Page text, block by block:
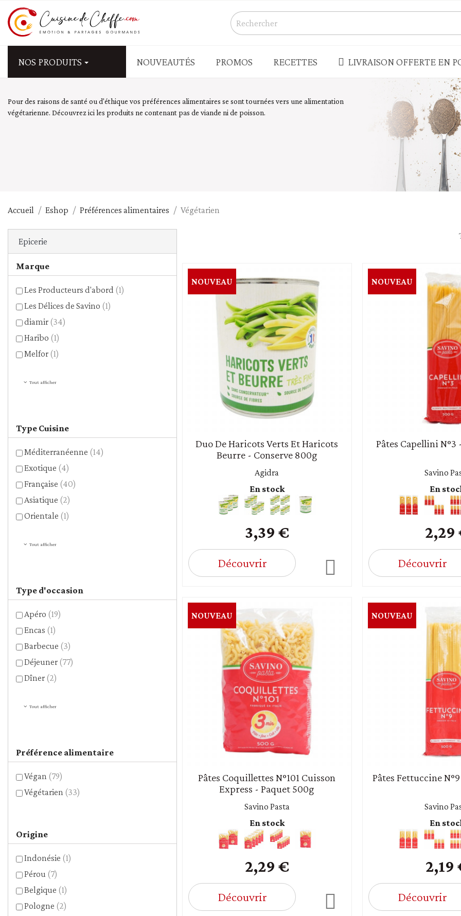
NOS PRODUITS
Biscuits salés
Légumes secs
CONSERVES - BOCAUX
Terrines - pâtés - foie gras
NOUVEAUTÉS PROMOS RECETTES LIVRAISON OFFERTE EN
Pour des raisons de santé ou d'éthique vos préférences alimentaires se sont tournées vers une alimentation
végétarienne. Découvrez ici les produits ne contenant pas de viande ni de poisson.
Accueil Eshop Préférences alimentaires Végétarien
Epicerie
Marque
Les Producteurs d'abord (1)
Les Délices de Savino (1)
diamir (34)
Haribo (1)
Melfor (1)
Tout afficher
Type Cuisine
Méditerranéenne (14)
Exotique (4)
Française (40)
Asiatique (2)
Orientale (1)
Tout afficher
Type d'occasion
Apéro (19)
Encas (1)
Barbecue (3)
Déjeuner (77)
Dîner (2)
Tout afficher
Préférence alimentaire
Végan (79)
Végétarien (33)
Origine
Indonésie (1)
Pérou (7)
Belgique (1)
Pologne (2)
Duo De Haricots Verts Et Haricots
Beurre - Conserve 800g
Agidra
En stock
3,39 €
Découvrir
NOUVEAU
Pâtes Capellini N°3
Savino
En
2,29
Découvrir
NOUVEAU
Pâtes Coquillettes N°101 Cuisson
Express - Paquet 500g
Savino Pasta
En stock
2,29 €
Découvrir
NOUVEAU
Pâtes Fettuccine
Savino
En
2,19
Découvrir
NOUVEAU